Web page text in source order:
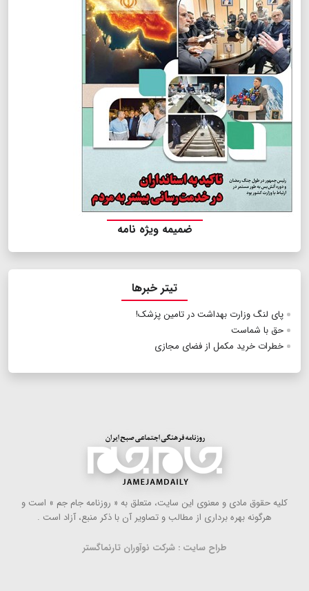
ضمیمه ویژه نامه
تیتر خبرها
پای لنگ وزارت بهداشت در تامین پزشک!
حق با شماست
خطرات خرید مکمل از فضای مجازی
كلیه حقوق مادی و معنوی این سایت، متعلق به « روزنامه جام جم » است و
هرگونه بهره ‌برداری از مطالب و تصاویر آن با ذكر منبع، آزاد است .
طراح سایت : شرکت نوآوران تارنماگستر